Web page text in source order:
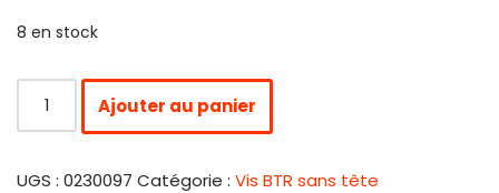
8 en stock
Ajouter au panier
UGS : 0230097 Catégorie : Vis BTR sans tête